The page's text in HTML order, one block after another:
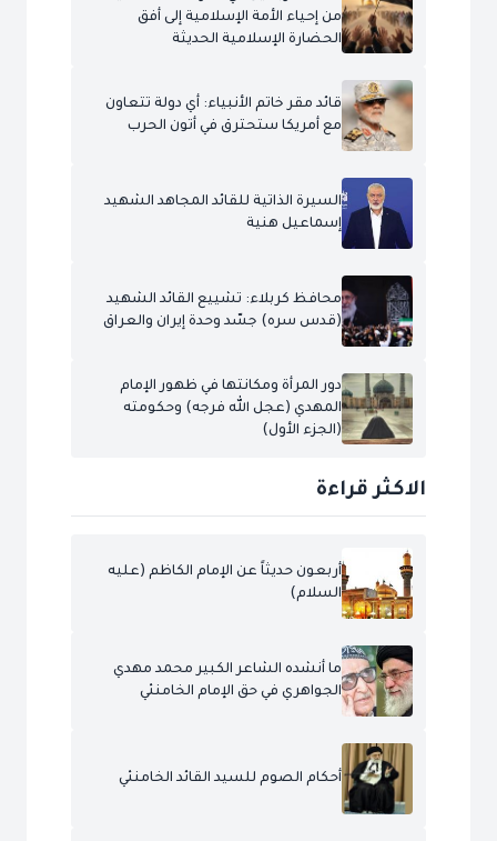
من إحياء الأمة الإسلامية إلى أفق
الحضارة الإسلامية الحديثة
قائد مقر خاتم الأنبياء: أي دولة تتعاون
مع أمريكا ستحترق في أتون الحرب
السيرة الذاتية للقائد المجاهد الشهيد
إسماعيل هنية
محافظ كربلاء: تشييع القائد الشهيد
(قدس سره) جسّد وحدة إيران والعراق
دور المرأة ومكانتها في ظهور الإمام
المهدي (عجل الله فرجه) وحكومته
(الجزء الأول)
الاكثر قراءة
أربعون حديثاً عن الإمام الكاظم (عليه
السلام)
ما أنشده الشاعر الكبير محمد مهدي
الجواهري في حق الإمام الخامنئي
أحكام الصوم للسيد القائد الخامنئي